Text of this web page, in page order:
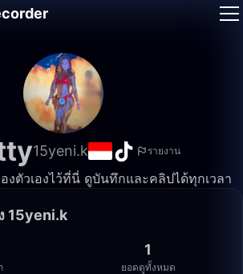
15yeni.k รายงาน
งตัวเองไว้ที่นี่ ดูบันทึกและคลิปได้ทุกเวลา
15yeni.k
1
ยอดดูทั้งหมด